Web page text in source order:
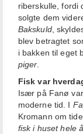
riberskulle, fordi
solgte dem
Bakskuld,
blev betragtet
i bakken til eget
piger.
Fisk var
Især på Fanø
moderne tid. I
Kromann om
fisk i huset hele